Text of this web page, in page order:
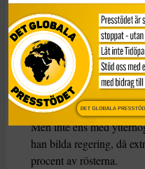
Men politiskt rävspel
ny regering. I egenskap
partiet kan Jaroslaw
regering av president
Lag och rättvisa.
sig att sondera den
Men inte ens med
han bilda regering, då
procent av rösterna.
DET GLOBALA